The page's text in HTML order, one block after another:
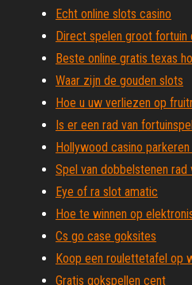
Echt online slots casino
Direct spelen groot fortuin
Beste online gratis texas
Waar zijn de gouden slots
Hoe u uw verliezen op
Is er een rad van fortuinspel
Hollywood casino parkeren
Spel van dobbelstenen rad
Eye of ra slot amatic
Hoe te winnen op
Cs go case goksites
Koop een roulettetafel op
Gratis gokspellen cent